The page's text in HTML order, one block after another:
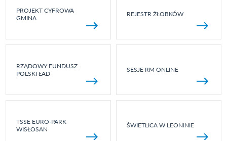
PROJEKT CYFROWA
GMINA
REJESTR ŻŁOBKÓW
RZĄDOWY FUNDUSZ
POLSKI ŁAD
SESJE RM ONLINE
TSSE EURO-PARK
WISŁOSAN
ŚWIETLICA W LEONINIE